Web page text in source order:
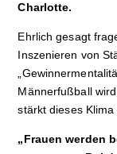
Charlotte.
Ehrlich gesagt
Inszenieren von
Männerfußball
stärkt dieses
„Frauen werden